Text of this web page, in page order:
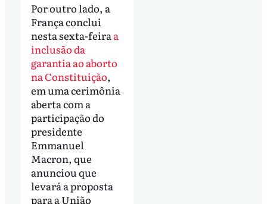
Por outro lado, a
França conclui
nesta sexta-feiraa
inclusão da
garantia ao aborto
na Constituição,
em uma cerimônia
aberta com a
participação do
presidente
Emmanuel
Macron, que
anunciou que
levará a proposta
para a União